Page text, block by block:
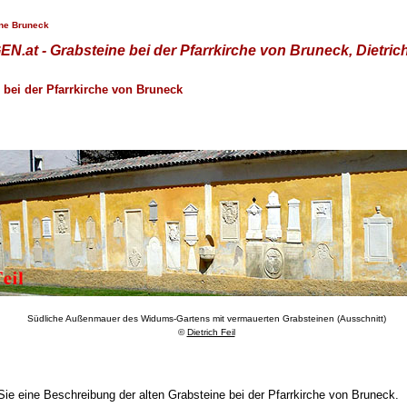
Bruneck
- Grabsteine bei der Pfarrkirche von Bruneck,
bei der Pfarrkirche von Bruneck
Südliche Außenmauer des Widums-Gartens mit vermauerten Grabsteinen (Ausschnitt)
© Dietrich Feil
eine Beschreibung der alten Grabsteine bei der Pfarrkirche von Bruneck.